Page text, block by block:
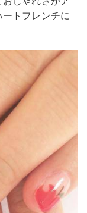
トフレンチに